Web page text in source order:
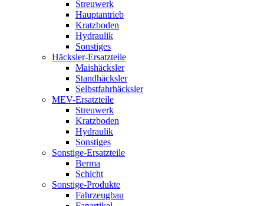
Streuwerk
Hauptantrieb
Kratzboden
Hydraulik
Sonstiges
Häcksler-Ersatzteile
Maishäcksler
Standhäcksler
Selbstfahrhäcksler
MEV-Ersatzteile
Streuwerk
Kratzboden
Hydraulik
Sonstiges
Sonstige-Ersatzteile
Berma
Schicht
Sonstige-Produkte
Fahrzeugbau